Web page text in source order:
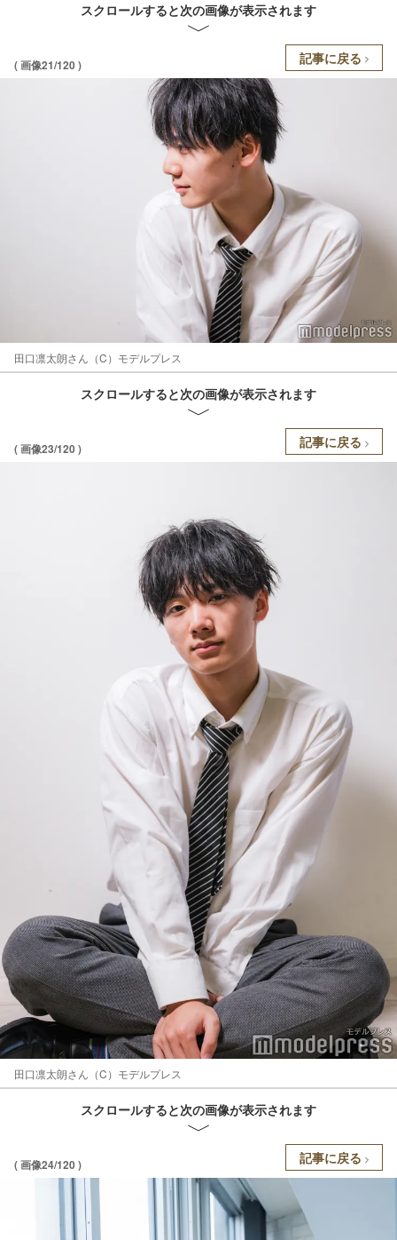
スクロールすると次の画像が表示されます
( 画像21/120 ) 記事に戻る
田口凛太朗さん（C）モデルプレス
スクロールすると次の画像が表示されます
( 画像23/120 ) 記事に戻る
田口凛太朗さん（C）モデルプレス
スクロールすると次の画像が表示されます
( 画像24/120 ) 記事に戻る